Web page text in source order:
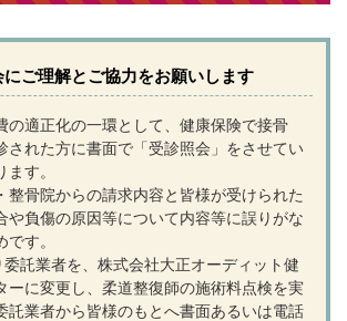
ご理解とご協力をお願いします
の適正化の一環として、健康保険で接骨
された方に書面で「受診照会」をさせてい
す。
整骨院からの請求内容と皆様が受けられた
や負傷の原因等について内容等に誤りがな
す。
託業者を、株式会社大正オーディット健
ーに変更し、柔道整復師の施術料点検を実
託業者から皆様のもとへ書面あるいは電話